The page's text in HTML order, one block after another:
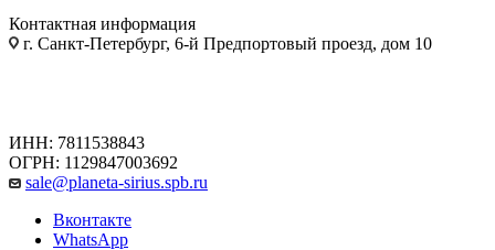
Контактная информация
г. Санкт-Петербург, 6-й Предпортовый проезд, дом 10
ИНН: 7811538843
ОГРН: 1129847003692
sale@planeta-sirius.spb.ru
Вконтакте
WhatsApp